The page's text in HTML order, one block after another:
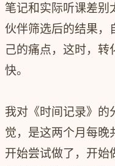
笔记和实际听课差别
伙伴筛选后的结果，
己的痛点，这时，转
快。
我对《时间记录》的
觉，是这两个月每晚
开始尝试做了，开始